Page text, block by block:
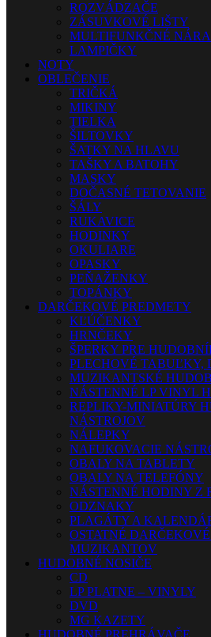
ROZVÁDZAČE
ZÁSUVKOVÉ LIŠTY
MULTIFUNKČNÉ
LAMPIČKY
NOTY
OBLEČENIE
TRIČKÁ
MIKINY
TIELKA
ŠILTOVKY
ŠATKY NA HLAVU
TAŠKY A BATOHY
MASKY
DOČASNÉ TETOVANIE
ŠÁLY
RUKAVICE
HODINKY
OKULIARE
OPASKY
PEŇAŽENKY
TOPÁNKY
DARČEKOVÉ PREDMETY
KĽÚČENKY
HRNČEKY
ŠPERKY PRE
PLECHOVÉ TABUĽKY,
MUZIKANTSKÉ
NÁSTENNÉ LP VINYL
REPLIKY-MINIATÚRY
NÁSTROJOV
NÁLEPKY
NAFUKOVACIE
OBALY NA TABLETY
OBALY NA TELEFÓNY
NÁSTENNÉ HODINY Z
ODZNAKY
PLAGÁTY A
OSTATNÉ
MUZIKANTOV
HUDOBNÉ NOSIČE
CD
LP PLATNE – VINYLY
DVD
MG KAZETY
HUDOBNÉ PREHRÁVAČE